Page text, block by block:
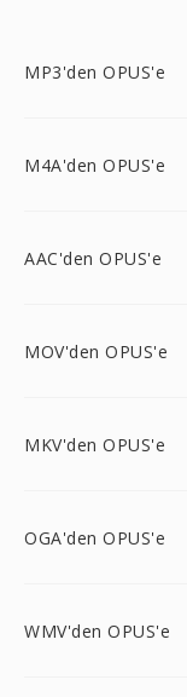
MP3'den OPUS'e
M4A'den OPUS'e
AAC'den OPUS'e
MOV'den OPUS'e
MKV'den OPUS'e
OGA'den OPUS'e
WMV'den OPUS'e